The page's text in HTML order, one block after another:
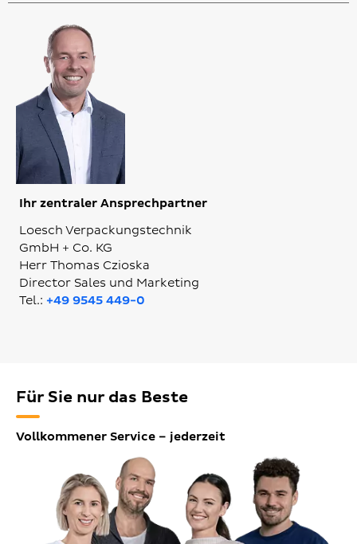
Ihr zentraler Ansprechpartner
Loesch Verpackungstechnik
GmbH + Co. KG
Herr Thomas Czioska
Director Sales und Marketing
Tel.: +49 9545 449-0
Für Sie nur das Beste
Vollkommener Service – jederzeit